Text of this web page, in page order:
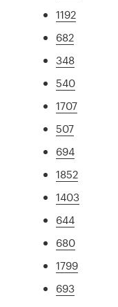
1192
682
348
540
1707
507
694
1852
1403
644
680
1799
693